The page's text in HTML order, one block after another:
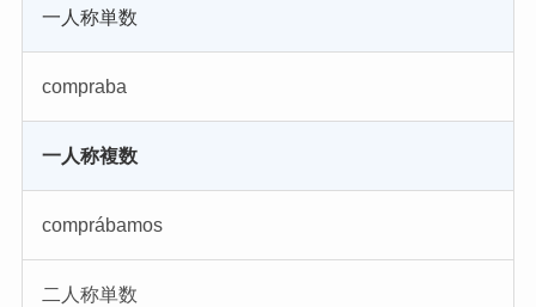
一人称単数
compraba
一人称複数
comprábamos
二人称単数